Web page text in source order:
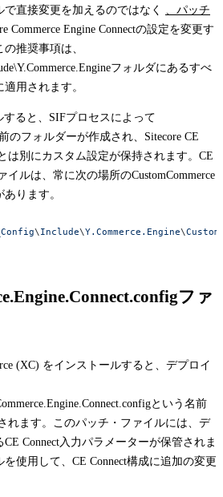
直接変更を加えるのではなく
、パッチ
Commerce Engine Connectの設定を変更す
推奨事項は、
フォルダにあるすべ
用されます。
すると、SIFプロセスによって
のフォルダーが作成され、Sitecore CE
は別にカスタム設定が保持されます。CE
イルは、常に次の場所のCustomCommerce
ります。
\Include\Y.Commerce.Engine\
ファ
(XC) をインストールすると、デプロイ
という名前
れます。このパッチ・ファイルには、デ
Connect入力パラメーターが保管されま
使用して、CE Connect構成に追加の変更